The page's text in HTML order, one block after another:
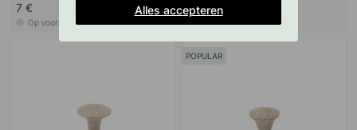
7 €
Op voorraad
10.80 €
Op voorraad
POPULAR
Alles accepteren